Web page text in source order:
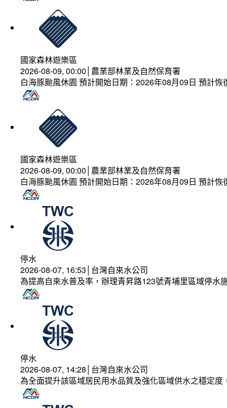
國家森林遊樂區
2026-08-09, 00:00│農業部林業及自然保育署
白海豚颱風休園 預計開始日期：2026年08月09日 預計
國家森林遊樂區
2026-08-09, 00:00│農業部林業及自然保育署
白海豚颱風休園 預計開始日期：2026年08月09日 預計
停水
2026-08-07, 16:53│台灣自來水公司
為提高自來水普及率，辦理青昇路123號青埔里區域停水
停水
2026-08-07, 14:28│台灣自來水公司
為全面提升該區域居民用水品質及強化區域供水之穩定